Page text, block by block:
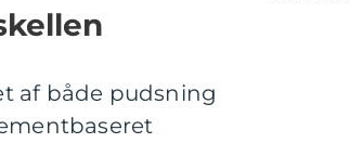
af både pudsning